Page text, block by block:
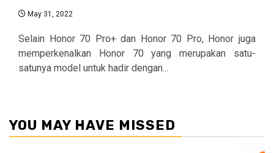
May 31, 2022
Selain Honor 70 Pro+ dan Honor 70 Pro, Honor juga
memperkenalkan Honor 70 yang merupakan satu-
satunya model untuk hadir dengan...
YOU MAY HAVE MISSED